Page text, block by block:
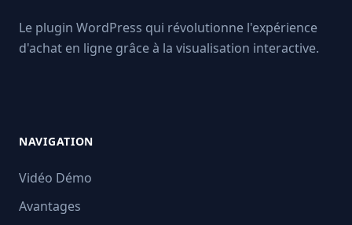
Le plugin WordPress qui révolutionne l'expérience
d'achat en ligne grâce à la visualisation interactive.
NAVIGATION
Vidéo Démo
Avantages